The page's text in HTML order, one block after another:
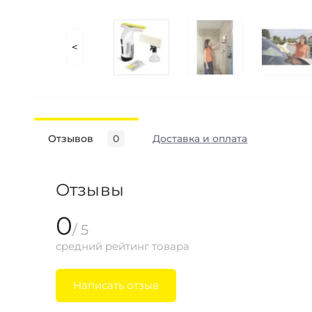
<
Отзывов 0 Доставка и оплата
Отзывы
0/ 5
средний рейтинг товара
Написать отзыв